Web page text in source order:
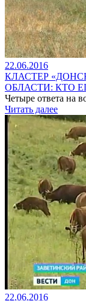
22.06.2016
КЛАСТЕР
ОБЛАСТИ: КТО
Четыре ответа на
Читать далее
22.06.2016